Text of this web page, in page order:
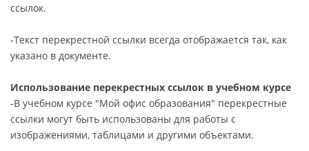
ссылок.
-Текст перекрестной ссылки всегда отображается так, как
указано в документе.
Использование перекрестных ссылок в учебном курсе
-В учебном курсе "Мой офис образования" перекрестные
ссылки могут быть использованы для работы с
изображениями, таблицами и другими объектами.